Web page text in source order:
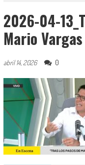
2026-04-
Mario
abril 14, 2026 0